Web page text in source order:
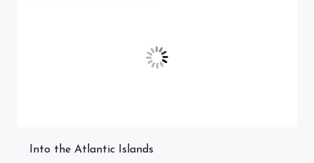
Into the Atlantic Islands